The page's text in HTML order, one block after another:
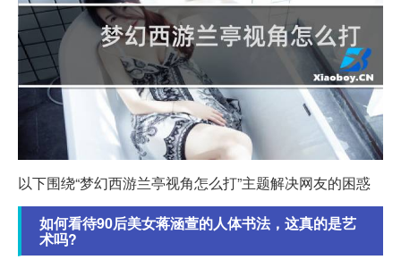
以下围绕“梦幻西游兰亭视角怎么打”主题解决网友的困惑
如何看待90后美女蒋涵萱的人体书法，这真的是艺
术吗?